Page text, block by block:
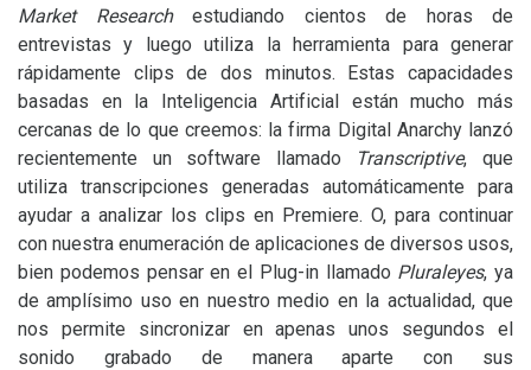
Market Researchestudiando cientos de horas de
entrevistas y luego utiliza la herramienta para generar
rápidamente clips de dos minutos. Estas capacidades
basadas en la Inteligencia Artificial están mucho más
cercanas de lo que creemos: la firma Digital Anarchy lanzó
recientemente un software llamado
Transcriptive, que
utiliza transcripciones generadas automáticamente para
ayudar a analizar los clips en Premiere. O, para continuar
con nuestra enumeración de aplicaciones de diversos usos,
bien podemos pensar en el Plug-in llamado Pluraleyes, ya
de amplísimo uso en nuestro medio en la actualidad, que
nos permite sincronizar en apenas unos segundos el
sonido grabado de manera aparte con sus